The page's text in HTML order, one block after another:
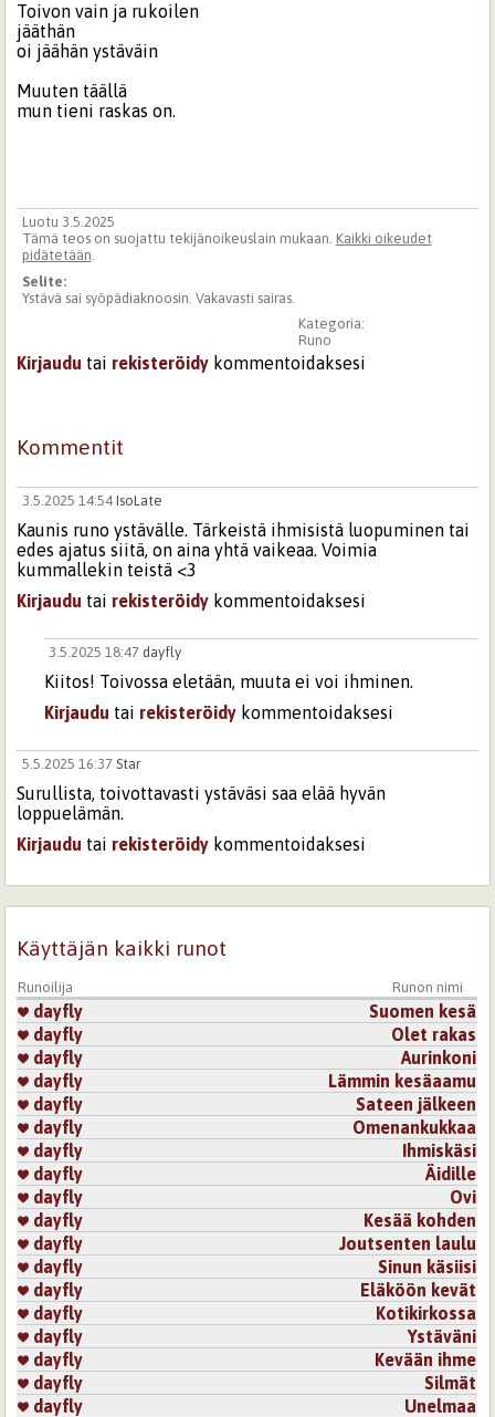
Toivon vain ja rukoilen
jääthän
oi jäähän ystäväin
Muuten täällä
mun tieni raskas on.
Luotu 3.5.2025
Tämä teos on suojattu tekijänoikeuslain mukaan. Kaikki oikeudet
pidätetään.
Selite:
Ystävä sai syöpädiaknoosin. Vakavasti sairas.
Kategoria:
Runo
Kirjaudu tai rekisteröidy kommentoidaksesi
Kommentit
3.5.2025 14:54 IsoLate
Kaunis runo ystävälle. Tärkeistä ihmisistä luopuminen tai
edes ajatus siitä, on aina yhtä vaikeaa. Voimia
kummallekin teistä <3
Kirjaudu tai rekisteröidy kommentoidaksesi
3.5.2025 18:47dayfly
Kiitos! Toivossa eletään, muuta ei voi ihminen.
Kirjaudu tai rekisteröidy kommentoidaksesi
5.5.2025 16:37 Star
Surullista, toivottavasti ystäväsi saa elää hyvän
loppuelämän.
Kirjaudu tai rekisteröidy kommentoidaksesi
Sivut
Käyttäjän kaikki runot
Runoilija Runon nimi
dayfly
Suomen kesä
dayfly
Olet rakas
dayfly
Aurinkoni
dayfly
Lämmin kesäaamu
dayfly
Sateen jälkeen
dayfly
Omenankukkaa
dayfly
Ihmiskäsi
dayfly
Äidille
dayfly
Ovi
dayfly
Kesää kohden
dayfly
Joutsenten laulu
dayfly
Sinun käsiisi
dayfly
Eläköön kevät
dayfly
Kotikirkossa
dayfly
Ystäväni
dayfly
Kevään ihme
dayfly
Silmät
dayfly
Unelmaa